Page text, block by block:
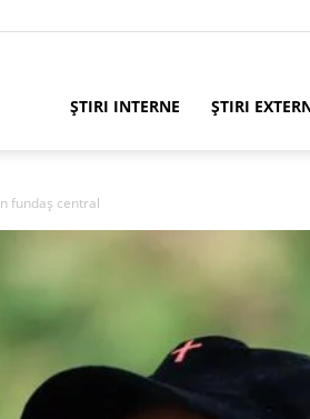
ȘTIRI INTERNE ȘTIRI
fundaș central